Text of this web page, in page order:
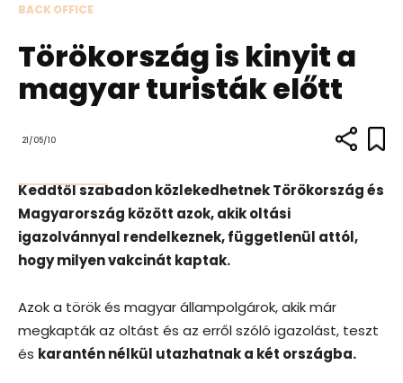
BACK OFFICE
Törökország is kinyit a
magyar turisták előtt
21/05/10
Keddtől szabadon közlekedhetnek Törökország és
Magyarország között azok, akik oltási
igazolvánnyal rendelkeznek, függetlenül attól,
hogy milyen vakcinát kaptak.
Azok a török és magyar állampolgárok, akik már
megkapták az oltást és az erről szóló igazolást, teszt
és karantén nélkül utazhatnak a két országba.